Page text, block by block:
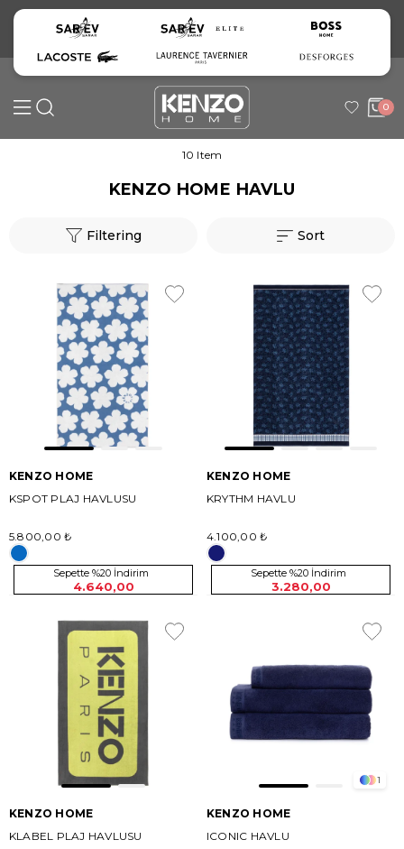
0
10 Item
KENZO HOME HAVLU
Filtering Sort
KENZO HOME
KSPOT PLAJ HAVLUSU
5.800,00 ₺
Sepette %20 İndirim
4.640,00
KENZO HOME
KRYTHM HAVLU
4.100,00 ₺
Sepette %20 İndirim
3.280,00
KENZO HOME
KLABEL PLAJ HAVLUSU
1
KENZO HOME
ICONIC HAVLU